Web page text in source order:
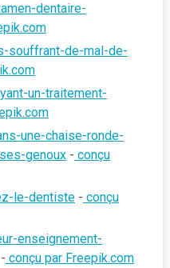
dentaire-
souffrant-de-mal-de-
un-traitement-
une-chaise-ronde-
genoux- conçu
le-dentiste- conçu
enseignement-
conçu par Freepik.com